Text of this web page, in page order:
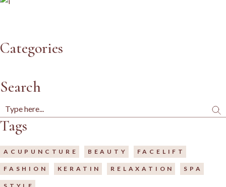
Categories
Search
Tags
ACUPUNCTURE BEAUTY FACELIFT
FASHION KERATIN RELAXATION SPA
STYLE